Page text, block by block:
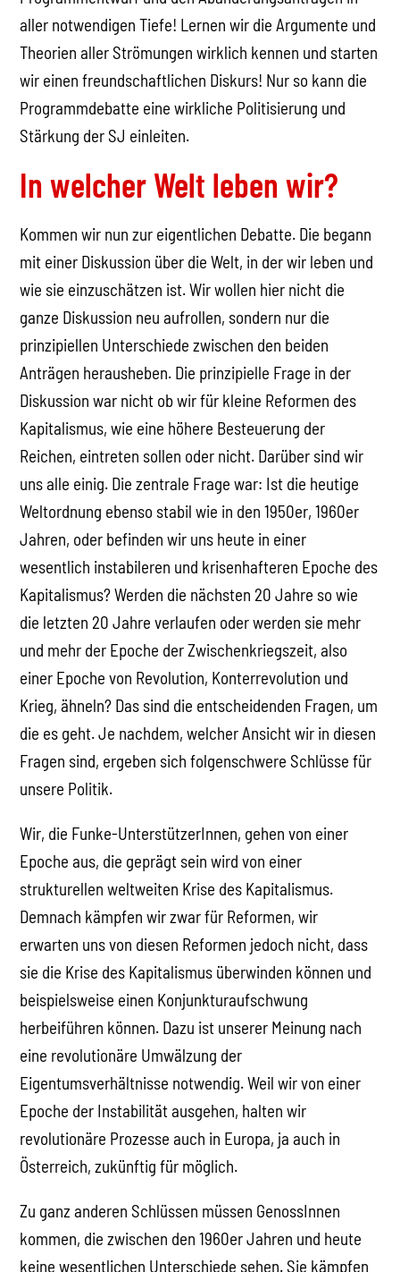
aller notwendigen Tiefe! Lernen wir die Argumente und
Theorien aller Strömungen wirklich kennen und starten
wir einen freundschaftlichen Diskurs! Nur so kann die
Programmdebatte eine wirkliche Politisierung und
Stärkung der SJ einleiten.
In welcher Welt leben wir?
Kommen wir nun zur eigentlichen Debatte. Die begann
mit einer Diskussion über die Welt, in der wir leben und
wie sie einzuschätzen ist. Wir wollen hier nicht die
ganze Diskussion neu aufrollen, sondern nur die
prinzipiellen Unterschiede zwischen den beiden
Anträgen herausheben. Die prinzipielle Frage in der
Diskussion war nicht ob wir für kleine Reformen des
Kapitalismus, wie eine höhere Besteuerung der
Reichen, eintreten sollen oder nicht. Darüber sind wir
uns alle einig. Die zentrale Frage war: Ist die heutige
Weltordnung ebenso stabil wie in den 1950er, 1960er
Jahren, oder befinden wir uns heute in einer
wesentlich instabileren und krisenhafteren Epoche des
Kapitalismus? Werden die nächsten 20 Jahre so wie
die letzten 20 Jahre verlaufen oder werden sie mehr
und mehr der Epoche der Zwischenkriegszeit, also
einer Epoche von Revolution, Konterrevolution und
Krieg, ähneln? Das sind die entscheidenden Fragen, um
die es geht. Je nachdem, welcher Ansicht wir in diesen
Fragen sind, ergeben sich folgenschwere Schlüsse für
unsere Politik.
Wir, die Funke-UnterstützerInnen, gehen von einer
Epoche aus, die geprägt sein wird von einer
strukturellen weltweiten Krise des Kapitalismus.
Demnach kämpfen wir zwar für Reformen, wir
erwarten uns von diesen Reformen jedoch nicht, dass
sie die Krise des Kapitalismus überwinden können und
beispielsweise einen Konjunkturaufschwung
herbeiführen können. Dazu ist unserer Meinung nach
eine revolutionäre Umwälzung der
Eigentumsverhältnisse notwendig. Weil wir von einer
Epoche der Instabilität ausgehen, halten wir
revolutionäre Prozesse auch in Europa, ja auch in
Österreich, zukünftig für möglich.
Zu ganz anderen Schlüssen müssen GenossInnen
kommen, die zwischen den 1960er Jahren und heute
keine wesentlichen Unterschiede sehen. Sie kämpfen